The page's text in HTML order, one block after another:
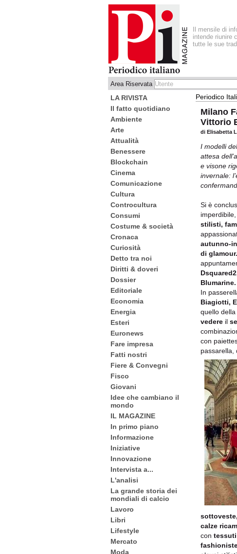
Il mensile di
intende riunire
tutte le sue
Area Riservata
LA RIVISTA
Il fatto quotidiano
Ambiente
Arte
Attualità
Benessere
Blockchain
Cinema
Comunicazione
Cultura
Controcultura
Consumi
Costume & società
Cronaca
Curiosità
Detto tra noi
Diritti & doveri
Dossier
Editoriale
Economia
Energia
Esteri
Euronews
Fare impresa
Fatti nostri
Fiere & Convegni
Fisco
Giovani
Idee che cambiano il
mondo
IL MAGAZINE
In primo piano
Informazione
Iniziative
Innovazione
Intervista a...
L'analisi
La grande storia dei
mondiali di calcio
Lavoro
Libri
Lifestyle
Mercato
Moda
Periodico
Milano
Vittorio
di Elisabetta
I modelli
attesa
e visone
invernale:
Si è
stilisti,
autunno-
di glamour.
Dsquare
Blumarine.
In
Biagiotti,
quello
vedere il
con
passarella,
sottoveste,
calze
con